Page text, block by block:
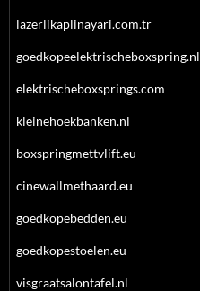
lazerlikaplinayari.com.tr
goedkopeelektrischeboxspring.nl
elektrischeboxsprings.com
kleinehoekbanken.nl
boxspringmettvlift.eu
cinewallmethaard.eu
goedkopebedden.eu
goedkopestoelen.eu
visgraatsalontafel.nl